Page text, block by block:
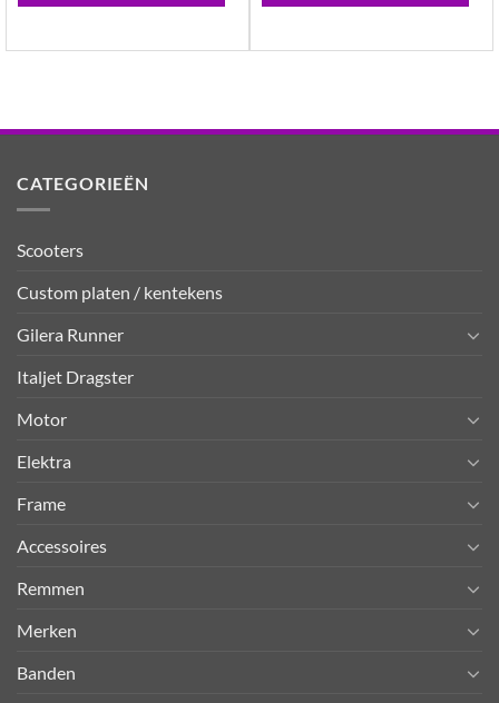
CATEGORIEËN
Scooters
Custom platen / kentekens
Gilera Runner
Italjet Dragster
Motor
Elektra
Frame
Accessoires
Remmen
Merken
Banden